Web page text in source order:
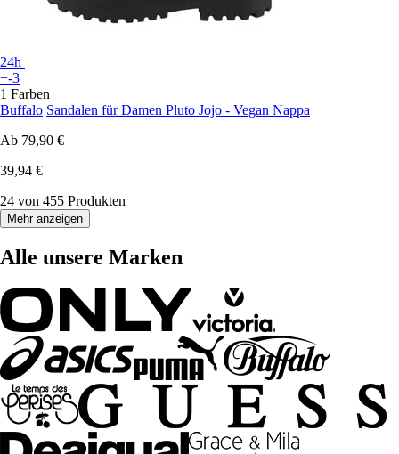
24h
+-3
1 Farben
Buffalo Sandalen für Damen Pluto Jojo - Vegan Nappa
Ab 79,90 €
39,94 €
24 von 455 Produkten
Mehr anzeigen
Alle unsere Marken